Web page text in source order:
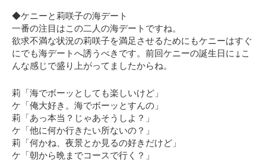
◆ケニーと莉咲子の海デート
一番の注目はこの二人の海デートですね。
欲求不満な状況の莉咲子を満足させるためにもケニーはすぐ
にでも海デートへ誘うべきです。前回ケニーの誕生日に↓こ
んな感じで盛り上がってましたからね。
莉「海でボーッとしても楽しいけど」
ケ「俺大好き。海でボーッとすんの」
莉「あっ本当？じゃあそうしよ？」
ケ「他に何か行きたい所ないの？」
莉「何かね、夜景とか見るの好きだけど」
ケ「朝から晩までコースで行く？」